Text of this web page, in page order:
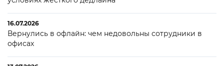
16.07.2026
Вернулись в офлайн: чем недовольны сотрудники в
офисах